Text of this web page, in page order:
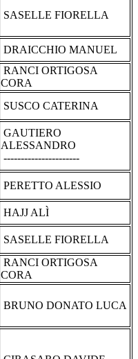
SASELLE FIORELLA
DRAICCHIO MANUEL
RANCI ORTIGOSA
CORA
SUSCO CATERINA
GAUTIERO
ALESSANDRO
----------------------
PERETTO ALESSIO
HAJJ ALÌ
SASELLE FIORELLA
RANCI ORTIGOSA
CORA
BRUNO DONATO LUCA